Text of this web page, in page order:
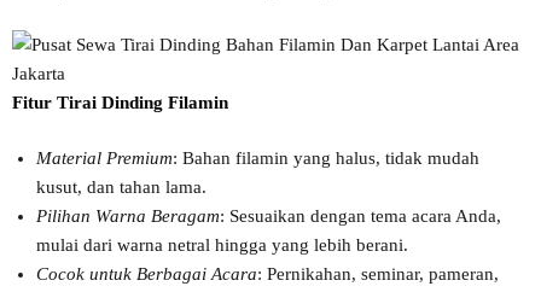
Fitur Tirai Dinding Filamin
Material Premium: Bahan filamin yang halus, tidak mudah
kusut, dan tahan lama.
Pilihan Warna Beragam: Sesuaikan dengan tema acara Anda,
mulai dari warna netral hingga yang lebih berani.
Cocok untuk Berbagai Acara: Pernikahan, seminar, pameran,